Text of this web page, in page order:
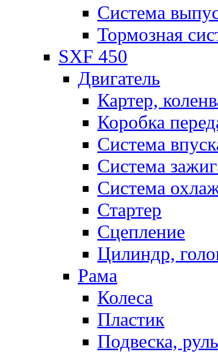
Система
Тормозная
SXF 450
Двигатель
Картер,
Коробка
Система
Система
Система
Стартер
Сцепление
Цилиндр,
Рама
Колеса
Пластик
Подвеска, руль